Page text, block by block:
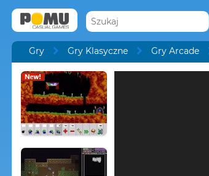
Gry Gry Klasyczne Gry Arcade